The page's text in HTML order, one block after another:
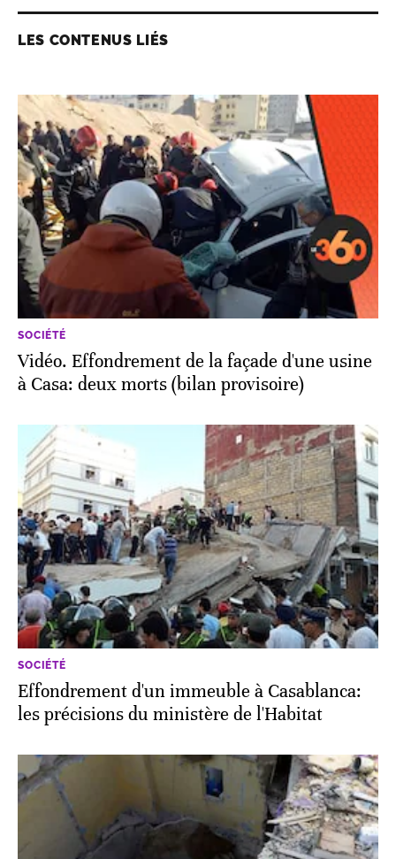
LES CONTENUS LIÉS
SOCIÉTÉ
Vidéo. Effondrement de la façade d'une usine
à Casa: deux morts (bilan provisoire)
SOCIÉTÉ
Effondrement d'un immeuble à Casablanca:
les précisions du ministère de l'Habitat